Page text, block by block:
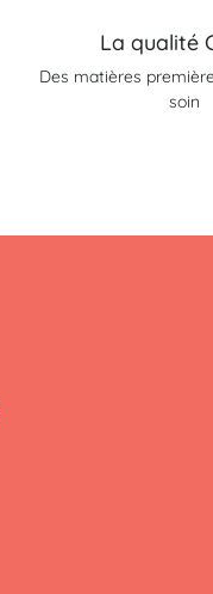
La qualité
Des matières
soin